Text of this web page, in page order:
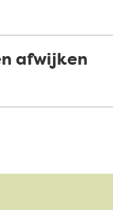
afwijken